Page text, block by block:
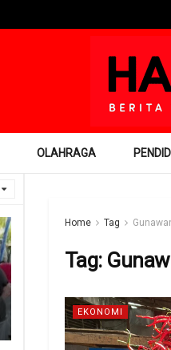
OLAHRAGA
Home Tag
Tag:
EKONOMI